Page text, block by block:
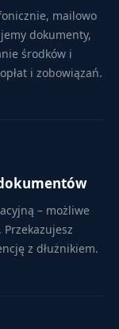
mailowo
dokumenty,
środków i
i zobowiązań.
– możliwe
z dłużnikiem.